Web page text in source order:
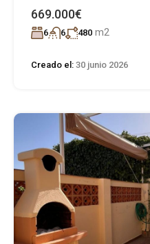
669.000€
6 6 480 m2
Creado el: 30 junio 2026